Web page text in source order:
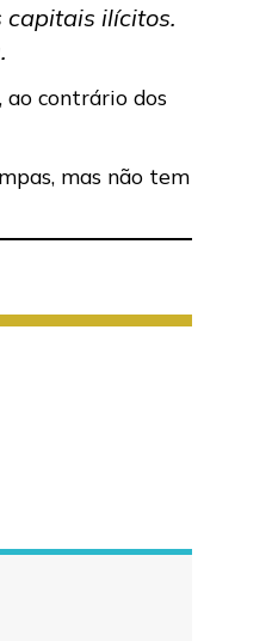
capitais ilícitos.
ao contrário dos
mas não tem